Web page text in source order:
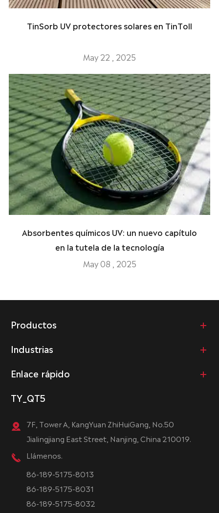
TinSorb UV protectores solares en TinToll
May 22 , 2025
Absorbentes químicos UV: un nuevo capítulo
en la tutela de la tecnología
May 08 , 2025
Productos
Industrias
Enlace rápido
TY_QT5
7F, Tower A, KangYuan ZhiHuiGang, No.50
Jialingjiang East Street, Nanjing, China 210019.
Llámenos.
86-189-5175-8013
86-189-5175-8031
86-189-5175-8032